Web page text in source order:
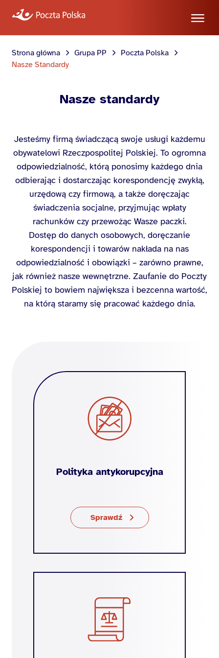
Strona główna Grupa PP
Poczta Polska
Nasze Standardy
Nasze standardy
Jesteśmy firmą świadczącą swoje usługi każdemu
obywatelowi Rzeczpospolitej Polskiej. To ogromna
odpowiedzialność, którą ponosimy każdego dnia
odbierając i dostarczając korespondencję zwykłą,
urzędową czy firmową, a także doręczając
świadczenia socjalne, przyjmując wpłaty
rachunków czy przewożąc Wasze paczki.
Dostęp do danych osobowych, doręczanie
korespondencji i towarów nakłada na nas
odpowiedzialność i obowiązki – zarówno prawne,
jak również nasze wewnętrzne. Zaufanie do Poczty
Polskiej to bowiem największa i bezcenna wartość,
na którą staramy się pracować każdego dnia.
Polityka antykorupcyjna
Sprawdź